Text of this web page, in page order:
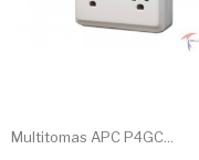
Multitomas APC P4GC...